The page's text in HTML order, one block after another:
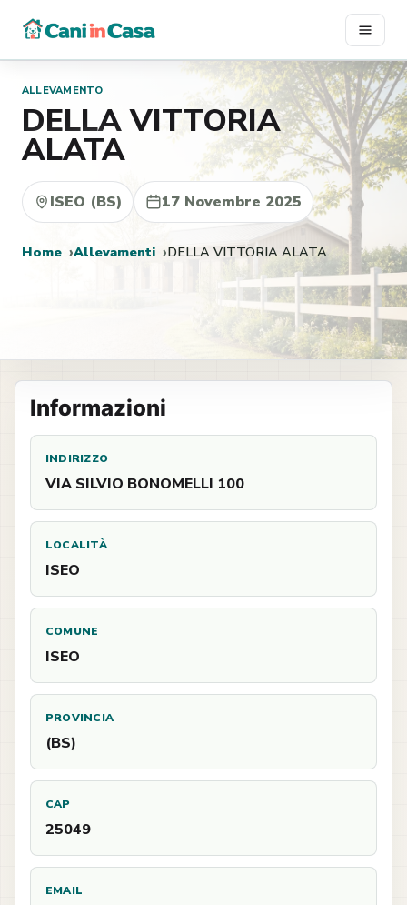
contenuto
ALLEVAMENTO
DELLA VITTORIA
ALATA
ISEO (BS) 17 Novembre 2025
Home Allevamenti DELLA VITTORIA ALATA
Informazioni
INDIRIZZO
VIA SILVIO BONOMELLI 100
LOCALITÀ
ISEO
COMUNE
ISEO
PROVINCIA
(BS)
CAP
25049
EMAIL